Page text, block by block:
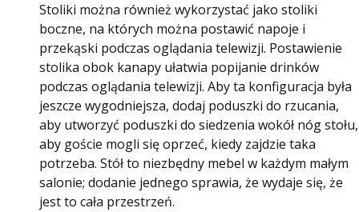
Stoliki można również wykorzystać jako stoliki
boczne, na których można postawić napoje i
przekąski podczas oglądania telewizji. Postawienie
stolika obok kanapy ułatwia popijanie drinków
podczas oglądania telewizji. Aby ta konfiguracja była
jeszcze wygodniejsza, dodaj poduszki do rzucania,
aby utworzyć poduszki do siedzenia wokół nóg stołu,
aby goście mogli się oprzeć, kiedy zajdzie taka
potrzeba. Stół to niezbędny mebel w każdym małym
salonie; dodanie jednego sprawia, że ​​wydaje się, że
jest to cała przestrzeń.